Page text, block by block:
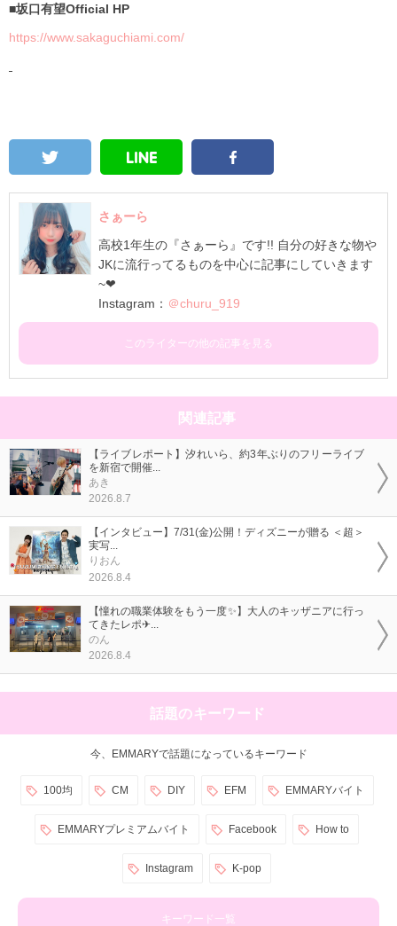
■坂口有望Official HP
https://www.sakaguchiami.com/
さぁーら
高校1年生の『さぁーら』です!! 自分の好きな物や
JKに流行ってるものを中心に記事にしていきます
~❤
Instagram： ＠churu_919
このライターの他の記事を見る
関連記事
【ライブレポート】汐れいら、約3年ぶりのフリーライブ
を新宿で開催...
あき
2026.8.7
【インタビュー】7/31(金)公開！ディズニーが贈る ＜超＞
実写...
りおん
2026.8.4
【憧れの職業体験をもう一度✨】大人のキッザニアに行っ
てきたレポ✈...
のん
2026.8.4
話題のキーワード
今、EMMARYで話題になっているキーワード
100均 CM DIY EFM EMMARYバイト
EMMARYプレミアムバイト Facebook How to
Instagram K-pop
キーワード一覧